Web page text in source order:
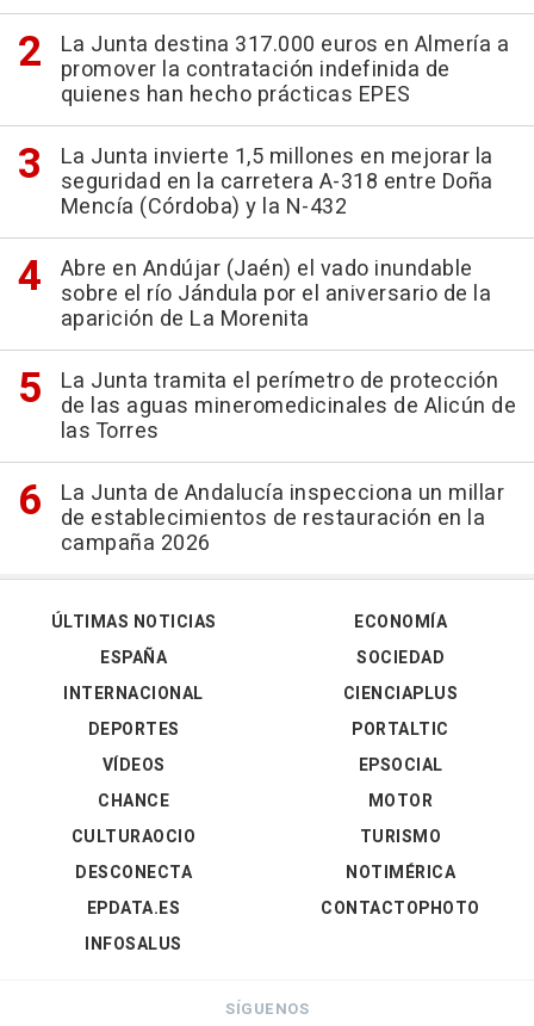
La Junta destina 317.000 euros en Almería a
promover la contratación indefinida de
quienes han hecho prácticas EPES
La Junta invierte 1,5 millones en mejorar la
seguridad en la carretera A-318 entre Doña
Mencía (Córdoba) y la N-432
Abre en Andújar (Jaén) el vado inundable
sobre el río Jándula por el aniversario de la
aparición de La Morenita
La Junta tramita el perímetro de protección
de las aguas mineromedicinales de Alicún de
las Torres
La Junta de Andalucía inspecciona un millar
de establecimientos de restauración en la
campaña 2026
ÚLTIMAS NOTICIAS
ESPAÑA
INTERNACIONAL
DEPORTES
VÍDEOS
ECONOMÍA
SOCIEDAD
CIENCIAPLUS
PORTALTIC
EPSOCIAL
CHANCE
CULTURAOCIO
DESCONECTA
EPDATA.ES
INFOSALUS
MOTOR
TURISMO
NOTIMÉRICA
CONTACTOPHOTO
SÍGUENOS